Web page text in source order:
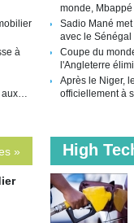
la
à
monde,
tableau... Le
Sadio Mané
avec le Sénégal
Coupe du
l'Angleterre
historique
Après le Niger,
officiellement à
» High